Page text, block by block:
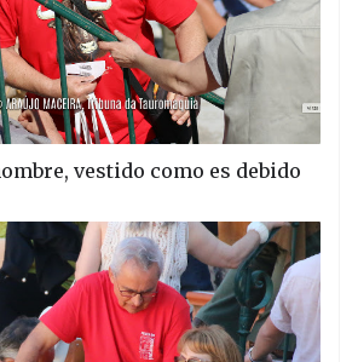
vestido como es debido